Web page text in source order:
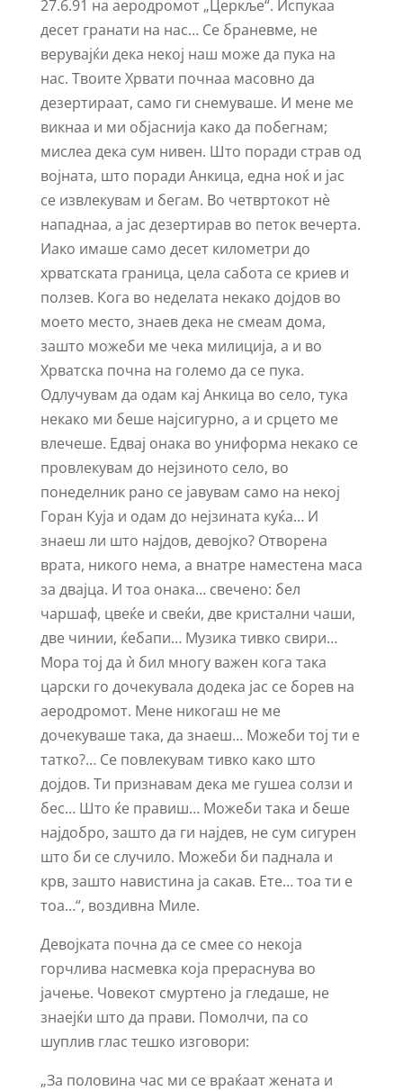
27.6.91 на аеродромот „Церкље“. Испукаа
десет гранати на нас… Се браневме, не
верувајќи дека некој наш може да пука на
нас. Твоите Хрвати почнаа масовно да
дезертираат, само ги снемуваше. И мене ме
викнаа и ми објаснија како да побегнам;
мислеа дека сум нивен. Што поради страв од
војната, што поради Анкица, една ноќ и јас
се извлекувам и бегам. Во четвртокот нѐ
нападнаа, а јас дезертирав во петок вечерта.
Иако имаше само десет километри до
хрватската граница, цела сабота се криев и
ползев. Кога во неделата некако дојдов во
моето место, знаев дека не смеам дома,
зашто можеби ме чека милиција, а и во
Хрватска почна на големо да се пука.
Одлучувам да одам кај Анкица во село, тука
некако ми беше најсигурно, а и срцето ме
влечеше. Едвај онака во униформа некако се
провлекувам до нејзиното село, во
понеделник рано се јавувам само на некој
Горан Куја и одам до нејзината куќа… И
знаеш ли што најдов, девојко? Отворена
врата, никого нема, а внатре наместена маса
за двајца. И тоа онака… свечено: бел
чаршаф, цвеќе и свеќи, две кристални чаши,
две чинии, ќебапи… Музика тивко свири…
Мора тој да ѝ бил многу важен кога така
царски го дочекувала додека јас се борев на
аеродромот. Мене никогаш не ме
дочекуваше така, да знаеш… Можеби тој ти е
татко?… Се повлекувам тивко како што
дојдов. Ти признавам дека ме гушеа солзи и
бес… Што ќе правиш… Можеби така и беше
најдобро, зашто да ги најдев, не сум сигурен
што би се случило. Можеби би паднала и
крв, зашто навистина ја сакав. Ете… тоа ти е
тоа…“, воздивна Миле.
Девојката почна да се смее со некоја
горчлива насмевка која прераснува во
јачење. Човекот смуртено ја гледаше, не
знаејќи што да прави. Помолчи, па со
шуплив глас тешко изговори:
„За половина час ми се враќаат жената и